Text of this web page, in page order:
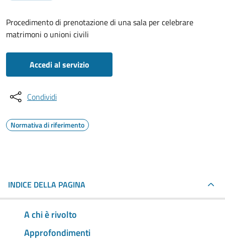
Procedimento di prenotazione di una sala per celebrare
matrimoni o unioni civili
Accedi al servizio
Condividi
Normativa di riferimento
INDICE DELLA PAGINA
A chi è rivolto
Approfondimenti